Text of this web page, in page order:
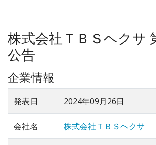
株式会社ＴＢＳヘクサ
公告
企業情報
発表日 2024年09月26日
会社名 株式会社ＴＢＳヘクサ